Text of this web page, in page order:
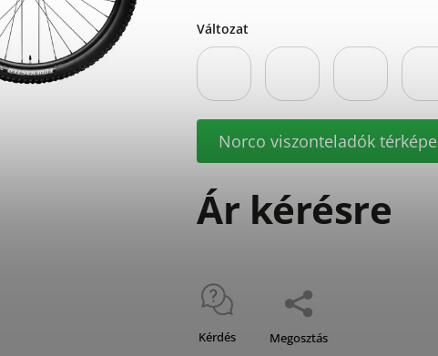
Változat
Norco viszonteladók térképe
Ár kérésre
Kérdés Megosztás